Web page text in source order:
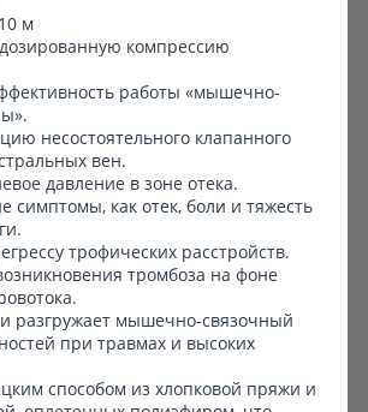
м
компрессию
работы «мышечно-
несостоятельного клапанного
вен.
давление в зоне отека.
симптомы, как отек, боли и тяжесть
трофических расстройств.
тромбоза на фоне
разгружает мышечно-связочный
при травмах и высоких
способом из хлопковой пряжи и